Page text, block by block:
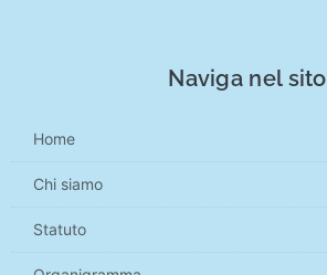
Naviga nel sito
Home
Chi siamo
Statuto